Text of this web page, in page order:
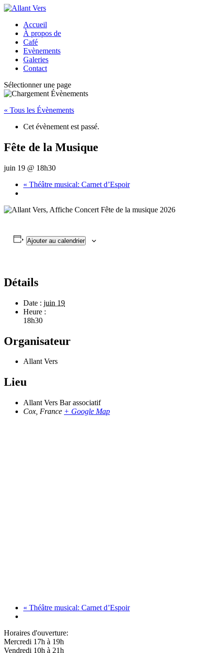
Accueil
À propos de
Café
Evènements
Galeries
Contact
Sélectionner une page
« Tous les Évènements
Cet évènement est passé.
Fête de la Musique
juin 19 @ 18h30
« Théâtre musical: Carnet d’Espoir
Ajouter au calendrier
Détails
Date : juin 19
Heure :
18h30
Organisateur
Allant Vers
Lieu
Allant Vers Bar associatif
Cox France + Google Map
« Théâtre musical: Carnet d’Espoir
Horaires d'ouverture:
Mercredi 17h à 19h
Vendredi 10h à 21h